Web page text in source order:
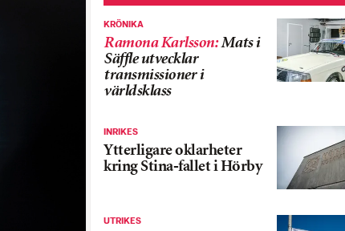
KRÖNIKA
Ramona Karlsson:Mats i
Säffle utvecklar
transmissioner i
världsklass
INRIKES
Ytterligare oklarheter
kring Stina-fallet i Hörby
UTRIKES